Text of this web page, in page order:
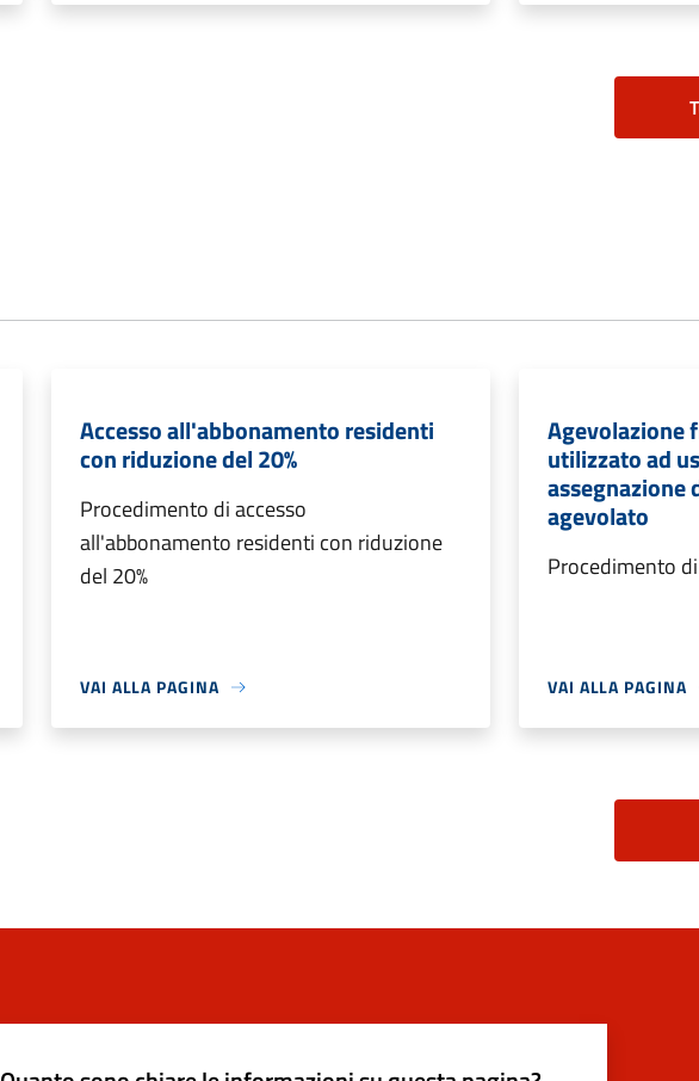
Accesso all'abbonamento residenti
con riduzione del 20%
Procedimento di accesso
all'abbonamento residenti con riduzione
del 20%
VAI ALLA PAGINA
Agevolazione
utilizzato ad
assegnazione
agevolato
Procedimento
VAI ALLA PAGINA